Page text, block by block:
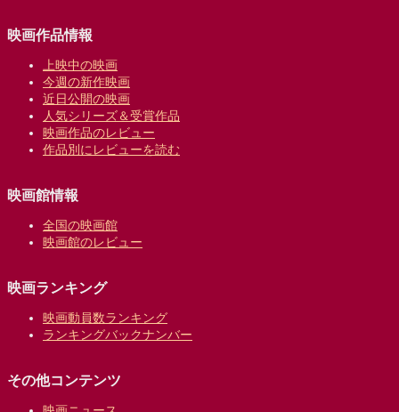
映画作品情報
上映中の映画
今週の新作映画
近日公開の映画
人気シリーズ＆受賞作品
映画作品のレビュー
作品別にレビューを読む
映画館情報
全国の映画館
映画館のレビュー
映画ランキング
映画動員数ランキング
ランキングバックナンバー
その他コンテンツ